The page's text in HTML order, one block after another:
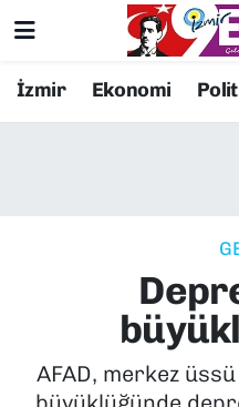
İzmir Ekonomi
AFAD, merkez
Resmi İlanlar
EKONOMİ
KÜLTÜR SANAT
Konak Nöbetçi
Süper Lig Puan
Tüm Manşetler
Son Dakika